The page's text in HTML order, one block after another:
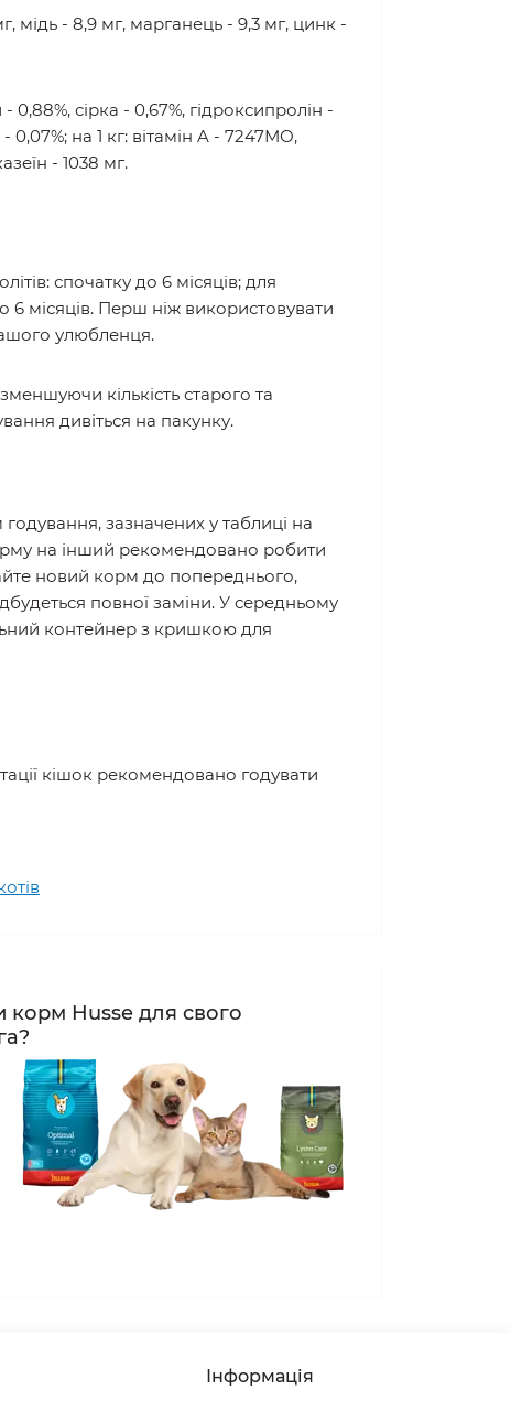
мідь - 8,9 мг, марганець - 9,3 мг, цинк -
0,88%, сірка - 0,67%, гідроксипролін -
0,07%; на 1 кг: вітамін A - 7247МО,
- 1038 мг.
спочатку до 6 місяців; для
6 місяців. Перш ніж використовувати
улюбленця.
кількість старого та
дивіться на пакунку.
зазначених у таблиці на
на інший рекомендовано робити
новий корм до попереднього,
повної заміни. У середньому
контейнер з кришкою для
кішок рекомендовано годувати
Husse для свого
Інформація